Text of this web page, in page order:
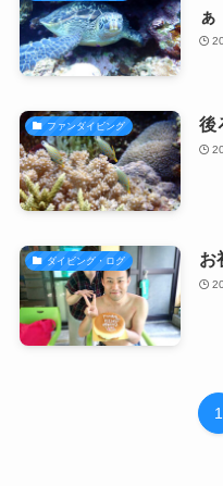
ぁ
ファンダイビング 後
ダイビング・ログ お
1